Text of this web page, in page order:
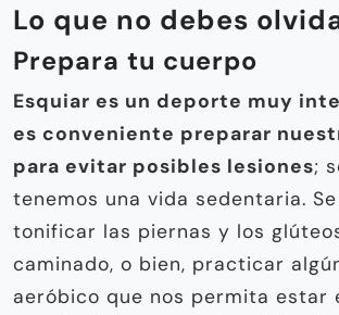
Lo que no debes
Prepara tu cuerpo
Esquiar es un deporte muy
es conveniente preparar
para evitar posibles lesiones;
tenemos una vida sedentaria.
tonificar las piernas y los
caminado, o bien, practicar
aeróbico que nos permita estar